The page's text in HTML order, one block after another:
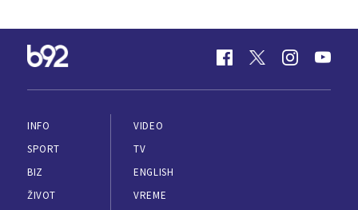
INFO
SPORT
BIZ
ŽIVOT
VIDEO
TV
ENGLISH
VREME